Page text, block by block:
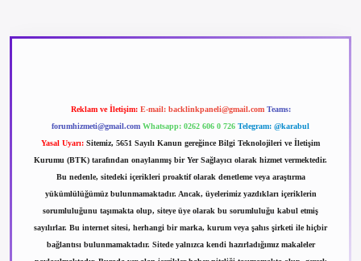
Reklam ve İletişim: E-mail: backlinkpaneli@gmail.com Teams:
forumhizmeti@gmail.com Whatsapp: 0262 606 0 726 Telegram: @karabul
Yasal Uyarı: Sitemiz, 5651 Sayılı Kanun gereğince Bilgi Teknolojileri ve İletişim
Kurumu (BTK) tarafından onaylanmış bir Yer Sağlayıcı olarak hizmet vermektedir.
Bu nedenle, sitedeki içerikleri proaktif olarak denetleme veya araştırma
yükümlülüğümüz bulunmamaktadır. Ancak, üyelerimiz yazdıkları içeriklerin
sorumluluğunu taşımakta olup, siteye üye olarak bu sorumluluğu kabul etmiş
sayılırlar. Bu internet sitesi, herhangi bir marka, kurum veya şahıs şirketi ile hiçbir
bağlantısı bulunmamaktadır. Sitede yalnızca kendi hazırladığımız makaleler